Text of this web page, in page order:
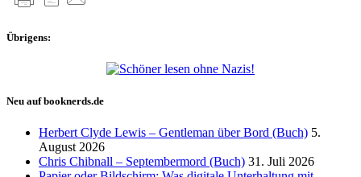
Übrigens:
Neu auf booknerds.de
Herbert Clyde Lewis – Gentleman über Bord (Buch) 5.
August 2026
Chris Chibnall – Septembermord (Buch) 31. Juli 2026